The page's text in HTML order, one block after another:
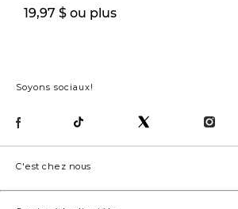
19,97 $ ou plus
Soyons sociaux!
C'est chez nous